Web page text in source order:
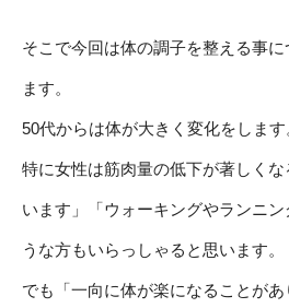
そこで今回は体の調子を整える事
ます。
50代からは体が大きく変化をします
特に女性は筋肉量の低下が著しく
います」「ウォーキングやランニ
うな方もいらっしゃると思います。
でも「一向に体が楽になることが